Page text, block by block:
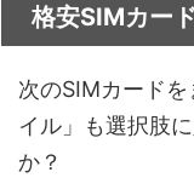
格安SIMカー
次のSIMカード
イル」も選択肢
か？